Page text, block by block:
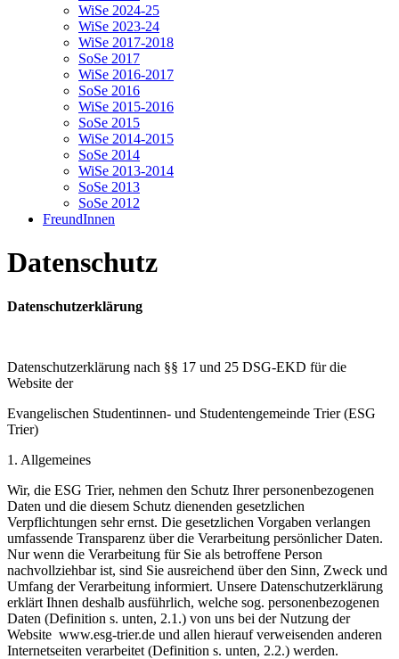
WiSe 2024-25
WiSe 2023-24
WiSe 2017-2018
SoSe 2017
WiSe 2016-2017
SoSe 2016
WiSe 2015-2016
SoSe 2015
WiSe 2014-2015
SoSe 2014
WiSe 2013-2014
SoSe 2013
SoSe 2012
FreundInnen
Datenschutz
Datenschutzerklärung
Datenschutzerklärung nach §§ 17 und 25 DSG-EKD für die
Website der
Evangelischen Studentinnen- und Studentengemeinde Trier (ESG
Trier)
1. Allgemeines
Wir, die ESG Trier, nehmen den Schutz Ihrer personenbezogenen
Daten und die diesem Schutz dienenden gesetzlichen
Verpflichtungen sehr ernst. Die gesetzlichen Vorgaben verlangen
umfassende Transparenz über die Verarbeitung persönlicher Daten.
Nur wenn die Verarbeitung für Sie als betroffene Person
nachvollziehbar ist, sind Sie ausreichend über den Sinn, Zweck und
Umfang der Verarbeitung informiert. Unsere Datenschutzerklärung
erklärt Ihnen deshalb ausführlich, welche sog. personenbezogenen
Daten (Definition s. unten, 2.1.) von uns bei der Nutzung der
Website www.esg-trier.de und allen hierauf verweisenden anderen
Internetseiten verarbeitet (Definition s. unten, 2.2.) werden.